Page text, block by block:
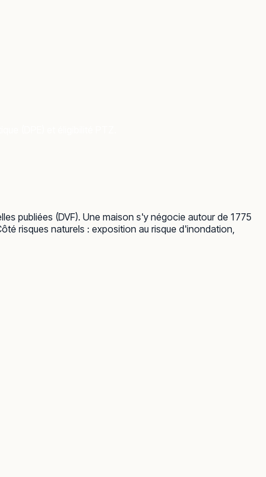
publiées (DVF). Une maison s'y négocie autour de 1 775
risques naturels : exposition au risque d'inondation,